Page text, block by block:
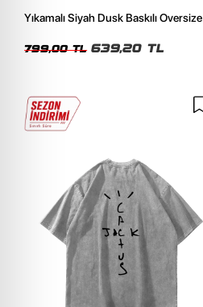
Yıkamalı Siyah Dusk Baskılı Oversize
799,00 TL 639,20 TL